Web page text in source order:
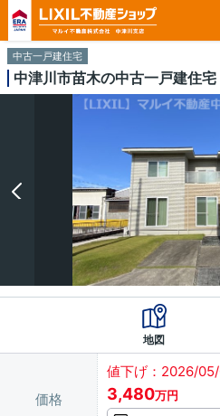
中古一戸建住宅
中津川市苗木の中古一戸建住宅
地図
価格
値下げ：2026/
3,480万円